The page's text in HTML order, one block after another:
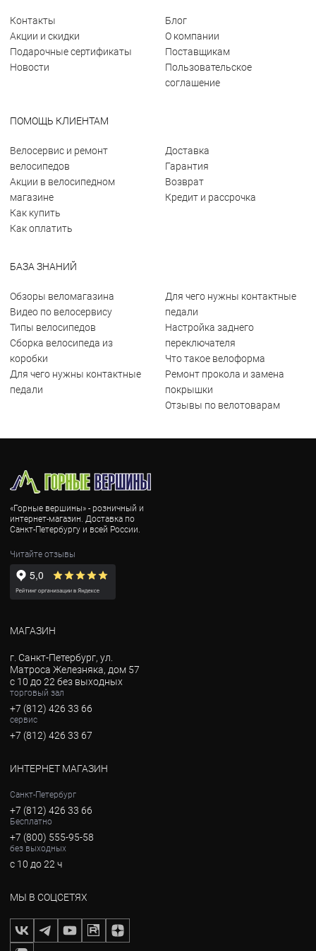
Контакты
Акции и скидки
Подарочные сертификаты
Новости
Блог
О компании
Поставщикам
Пользовательское
соглашение
ПОМОЩЬ КЛИЕНТАМ
Велосервис и ремонт
велосипедов
Акции в велосипедном
магазине
Как купить
Как оплатить
Доставка
Гарантия
Возврат
Кредит и рассрочка
БАЗА ЗНАНИЙ
Обзоры веломагазина
Видео по велосервису
Типы велосипедов
Сборка велосипеда из
коробки
Для чего нужны контактные
педали
Для чего нужны контактные
педали
Настройка заднего
переключателя
Что такое велоформа
Ремонт прокола и замена
покрышки
Отзывы по велотоварам
«Горные вершины» - розничный и
интернет-магазин. Доставка по
Санкт-Петербургу и всей России.
Читайте отзывы
МАГАЗИН
г. Санкт-Петербург, ул.
Матроса Железняка, дом 57
с 10 до 22 без выходных
торговый зал
+7 (812) 426 33 66
сервис
+7 (812) 426 33 67
ИНТЕРНЕТ МАГАЗИН
Санкт-Петербург
+7 (812) 426 33 66
Бесплатно
+7 (800) 555-95-58
без выходных
с 10 до 22 ч
МЫ В СОЦСЕТЯХ